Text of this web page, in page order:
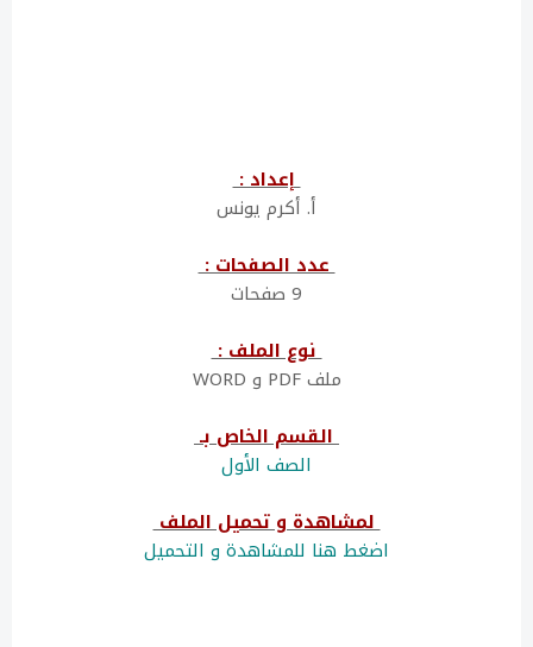
إعداد :
أ. أكرم يونس
عدد الصفحات :
9 صفحات
نوع الملف :
ملف PDF و WORD
القسم الخاص بـ
الصف الأول
لمشاهدة و تحميل الملف
اضغط هنا للمشاهدة و التحميل